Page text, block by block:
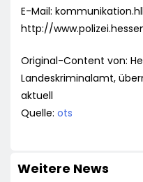
E-Mail:
http://
Original-Content von:
Landeskriminalamt,
aktuell
Quelle: ots
Weitere News